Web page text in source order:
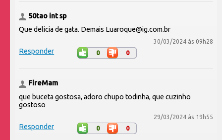
50tao int sp
Que delicia de gata. Demais Luaroque@ig.com.br
30/03/2024 às 09h28
Responder 0 0
FireMam
que buceta gostosa, adoro chupo todinha, que cuzinho
gostoso
29/03/2024 às 19h55
Responder 0 0